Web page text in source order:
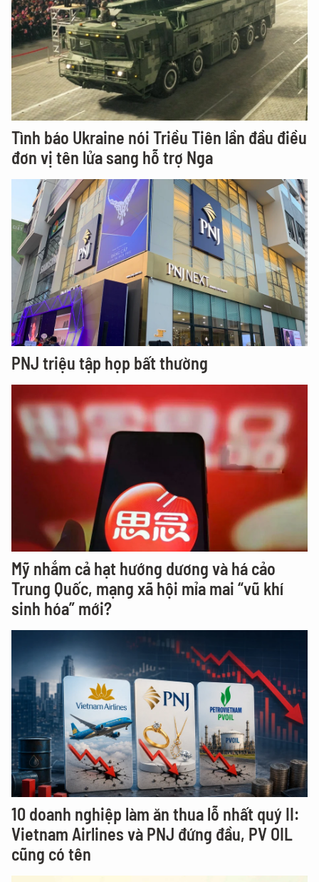
Tình báo Ukraine nói Triều Tiên lần đầu điều
đơn vị tên lửa sang hỗ trợ Nga
PNJ triệu tập họp bất thường
Mỹ nhắm cả hạt hướng dương và há cảo
Trung Quốc, mạng xã hội mỉa mai “vũ khí
sinh hóa” mới?
10 doanh nghiệp làm ăn thua lỗ nhất quý II:
Vietnam Airlines và PNJ đứng đầu, PV OIL
cũng có tên